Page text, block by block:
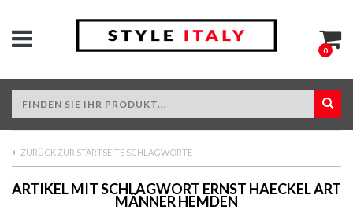
0
ZURÜCK ZUR STARTSEITE SCHLAGWORTE
ARTIKEL MIT SCHLAGWORT ERNST HAECKEL ART
MÄNNER HEMDEN